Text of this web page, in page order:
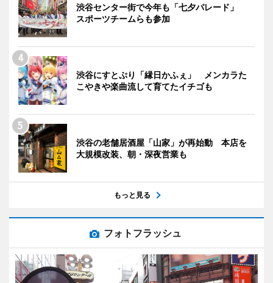
渋谷センター街で今年も「七夕パレード」
スポーツチームらも参加
渋谷にすとぷり「縁日かふぇ」 メンカラた
こやきや楽曲流して育てたイチゴも
渋谷の老舗居酒屋「山家」が再始動 本店を
大規模改装、朝・深夜営業も
もっと見る
フォトフラッシュ